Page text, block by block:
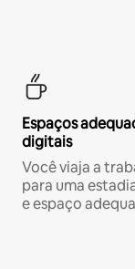
Espaços
digitais
Você viaja a
para uma
e espaço